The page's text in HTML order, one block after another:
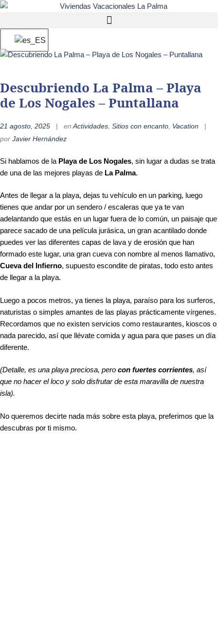
Descubriendo La Palma – Playa
de Los Nogales – Puntallana
21 agosto, 2025 en Actividades Sitios con encanto Vacation
por Javier Hernández
Si hablamos de la Playa de Los Nogales, sin lugar a dudas se trata
de una de las mejores playas de La Palma.
Antes de llegar a la playa, dejas tu vehículo en un parking, luego
tienes que andar por un sendero / escaleras que ya te van
adelantando que estás en un lugar fuera de lo común, un paisaje que
parece sacado de una película jurásica, un gran acantilado donde
puedes ver las diferentes capas de lava y de erosión que han
formado este lugar, una gran cueva con nombre al menos llamativo,
Cueva del Infierno, supuesto escondite de piratas, todo esto antes
de llegar a la playa.
Luego a pocos metros, ya tienes la playa, paraíso para los surferos,
naturistas o simples amantes de las playas prácticamente vírgenes.
Recordamos que no existen servicios como restaurantes, kioscos o
nada parecido, así que llévate comida y agua para que pases un día
diferente.
(Detalle, es una playa preciosa, pero con fuertes corrientes, así
que no hacer el loco y solo disfrutar de esta maravilla de nuestra
isla).
No queremos decirte nada más sobre esta playa, preferimos que la
descubras por ti mismo.